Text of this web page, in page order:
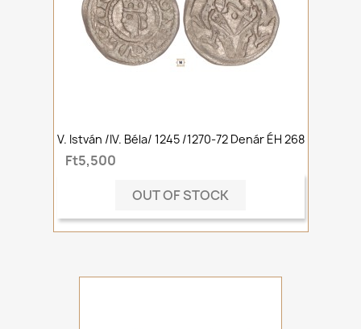
V. István /IV. Béla/ 1245 /1270-72 Denár ÉH 268
Ft5,500
OUT OF STOCK